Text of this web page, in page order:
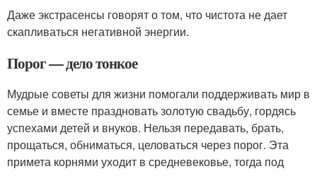
Даже экстрасенсы говорят о том, что чистота не дает
скапливаться негативной энергии.
Порог — дело тонкое
Мудрые советы для жизни помогали поддерживать мир в
семье и вместе праздновать золотую свадьбу, гордясь
успехами детей и внуков. Нельзя передавать, брать,
прощаться, обниматься, целоваться через порог. Эта
примета корнями уходит в средневековье, тогда под